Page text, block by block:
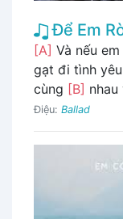
Để Em
[A] Và nếu
gạt đi tình
cùng [B]
Điệu: Ballad